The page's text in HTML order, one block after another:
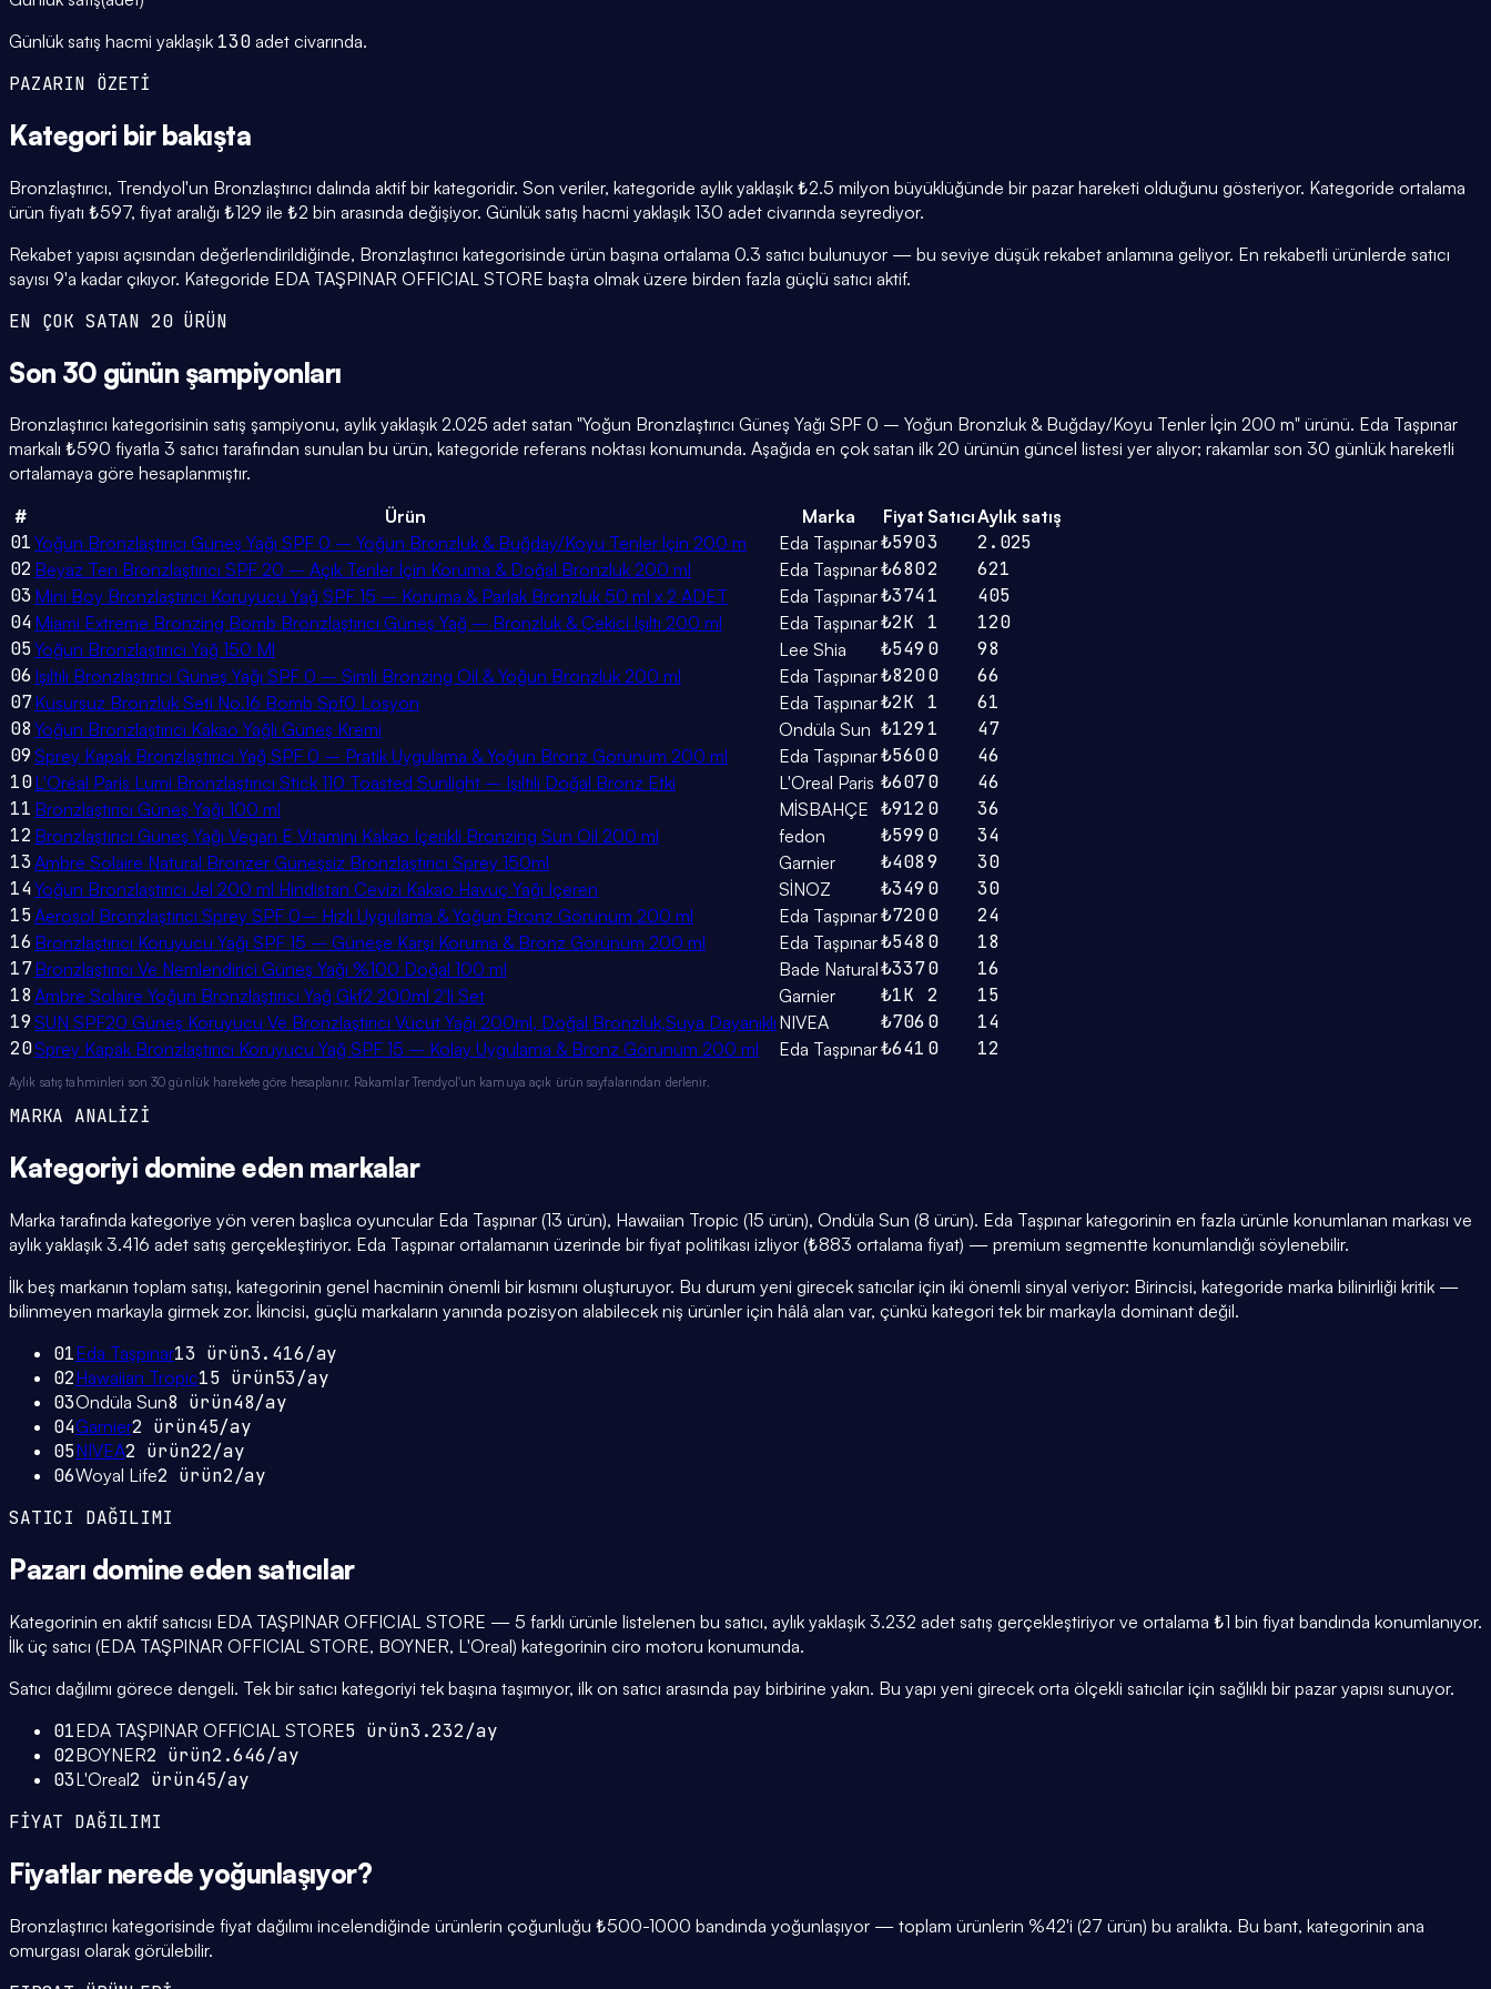
Günlük satış hacmi yaklaşık 130adet civarında.
PAZARIN ÖZETİ
Kategori bir bakışta
Bronzlaştırıcı, Trendyol'un Bronzlaştırıcı dalında aktif bir kategoridir. Son veriler, kategoride aylık yaklaşık ₺2.5 milyon büyüklüğünde bir pazar hareketi olduğunu gösteriyor. Kategoride ortalama
ürün fiyatı ₺597, fiyat aralığı ₺129 ile ₺2 bin arasında değişiyor. Günlük satış hacmi yaklaşık 130 adet civarında seyrediyor.
Rekabet yapısı açısından değerlendirildiğinde, Bronzlaştırıcı kategorisinde ürün başına ortalama 0.3 satıcı bulunuyor — bu seviye düşük rekabet anlamına geliyor. En rekabetli ürünlerde satıcı
sayısı 9'a kadar çıkıyor. Kategoride EDA TAŞPINAR OFFICIAL STORE başta olmak üzere birden fazla güçlü satıcı aktif.
EN ÇOK SATAN 20 ÜRÜN
Son 30 günün şampiyonları
Bronzlaştırıcı kategorisinin satış şampiyonu, aylık yaklaşık 2.025 adet satan "Yoğun Bronzlaştırıcı Güneş Yağı SPF 0 – Yoğun Bronzluk & Buğday/Koyu Tenler İçin 200 m" ürünü. Eda Taşpınar
markalı ₺590 fiyatla 3 satıcı tarafından sunulan bu ürün, kategoride referans noktası konumunda. Aşağıda en çok satan ilk 20 ürünün güncel listesi yer alıyor; rakamlar son 30 günlük hareketli
ortalamaya göre hesaplanmıştır.
#
Ürün Marka Fiyat SatıcıAylık satış
01 Yoğun Bronzlaştırıcı Güneş Yağı SPF 0 – Yoğun Bronzluk & Buğday/Koyu Tenler İçin 200 m Eda Taşpınar₺5903
2.025
02 Beyaz Ten Bronzlaştırıcı SPF 20 – Açık Tenler İçin Koruma & Doğal Bronzluk 200 ml Eda Taşpınar₺6802
621
03 Mini Boy Bronzlaştırıcı Koruyucu Yağ SPF 15 – Koruma & Parlak Bronzluk 50 ml x 2 ADET Eda Taşpınar₺3741
405
04 Miami Extreme Bronzing Bomb Bronzlaştırıcı Güneş Yağ – Bronzluk & Çekici Işıltı 200 ml Eda Taşpınar₺2K 1
120
05Yoğun Bronzlaştırıcı Yağ 150 Ml Lee Shia ₺549 0
98
06 Işıltılı Bronzlaştırıcı Güneş Yağı SPF 0 – Simli Bronzing Oil & Yoğun Bronzluk 200 ml Eda Taşpınar₺8200
66
07Kusursuz Bronzluk Seti No.16 Bomb Spf0 Losyon Eda Taşpınar₺2K 1
61
08 Yoğun Bronzlaştırıcı Kakao Yağlı Güneş Kremi Ondüla Sun ₺129 1
47
09 Sprey Kapak Bronzlaştırıcı Yağ SPF 0 – Pratik Uygulama & Yoğun Bronz Görünüm 200 ml Eda Taşpınar₺5600
46
10L'Oréal Paris Lumi Bronzlaştırıcı Stick 110 Toasted Sunlight – Işıltılı Doğal Bronz Etki L'Oreal Paris ₺6070
46
11 Bronzlaştırıcı Güneş Yağı 100 ml MİSBAHÇE ₺912 0
36
12 Bronzlaştırıcı Güneş Yağı Vegan E Vitamini Kakao Içerikli Bronzing Sun Oil 200 ml fedon ₺599 0
34
13Ambre Solaire Natural Bronzer Güneşsiz Bronzlaştırıcı Sprey 150ml Garnier ₺4089
30
14Yoğun Bronzlaştırıcı Jel 200 ml Hindistan Cevizi Kakao Havuç Yağı Içeren SİNOZ ₺349 0
30
15Aerosol Bronzlaştırıcı Sprey SPF 0– Hızlı Uygulama & Yoğun Bronz Görünüm 200 ml Eda Taşpınar₺7200
24
16 Bronzlaştırıcı Koruyucu Yağı SPF 15 – Güneşe Karşı Koruma & Bronz Görünüm 200 ml Eda Taşpınar₺548 0
18
17Bronzlaştırıcı Ve Nemlendirici Güneş Yağı %100 Doğal 100 ml Bade Natural₺3370
16
18 Ambre Solaire Yoğun Bronzlaştırıcı Yağ Gkf2 200ml 2'li Set Garnier ₺1K 2
15
19 SUN SPF20 Güneş Koruyucu Ve Bronzlaştırıcı Vücut Yağı 200ml, Doğal Bronzluk,Suya Dayanıklı NIVEA ₺706 0
14
20Sprey Kapak Bronzlaştırıcı Koruyucu Yağ SPF 15 – Kolay Uygulama & Bronz Görünüm 200 ml Eda Taşpınar₺641 0 12
Aylık satış tahminleri son 30 günlük harekete göre hesaplanır. Rakamlar Trendyol'un kamuya açık ürün sayfalarından derlenir.
MARKA ANALİZİ
Kategoriyi domine eden markalar
Marka tarafında kategoriye yön veren başlıca oyuncular Eda Taşpınar (13 ürün), Hawaiian Tropic (15 ürün), Ondüla Sun (8 ürün). Eda Taşpınar kategorinin en fazla ürünle konumlanan markası ve
aylık yaklaşık 3.416 adet satış gerçekleştiriyor. Eda Taşpınar ortalamanın üzerinde bir fiyat politikası izliyor (₺883 ortalama fiyat) — premium segmentte konumlandığı söylenebilir.
İlk beş markanın toplam satışı, kategorinin genel hacminin önemli bir kısmını oluşturuyor. Bu durum yeni girecek satıcılar için iki önemli sinyal veriyor: Birincisi, kategoride marka bilinirliği kritik —
bilinmeyen markayla girmek zor. İkincisi, güçlü markaların yanında pozisyon alabilecek niş ürünler için hâlâ alan var, çünkü kategori tek bir markayla dominant değil.
01Eda Taşpınar13 ürün3.416/ay
02Hawaiian Tropic15 ürün53/ay
03Ondüla Sun8 ürün48/ay
04Garnier2 ürün45/ay
05NIVEA2 ürün22/ay
06Woyal Life2 ürün2/ay
SATICI DAĞILIMI
Pazarı domine eden satıcılar
Kategorinin en aktif satıcısı EDA TAŞPINAR OFFICIAL STORE — 5 farklı ürünle listelenen bu satıcı, aylık yaklaşık 3.232 adet satış gerçekleştiriyor ve ortalama ₺1 bin fiyat bandında konumlanıyor.
İlk üç satıcı (EDA TAŞPINAR OFFICIAL STORE, BOYNER, L'Oreal) kategorinin ciro motoru konumunda.
Satıcı dağılımı görece dengeli. Tek bir satıcı kategoriyi tek başına taşımıyor, ilk on satıcı arasında pay birbirine yakın. Bu yapı yeni girecek orta ölçekli satıcılar için sağlıklı bir pazar yapısı sunuyor.
01EDA TAŞPINAR OFFICIAL STORE5 ürün3.232/ay
02BOYNER2 ürün2.646/ay
03L'Oreal2 ürün45/ay
FİYAT DAĞILIMI
Fiyatlar nerede yoğunlaşıyor?
Bronzlaştırıcı kategorisinde fiyat dağılımı incelendiğinde ürünlerin çoğunluğu ₺500-1000 bandında yoğunlaşıyor — toplam ürünlerin %42'i (27 ürün) bu aralıkta. Bu bant, kategorinin ana
omurgası olarak görülebilir.